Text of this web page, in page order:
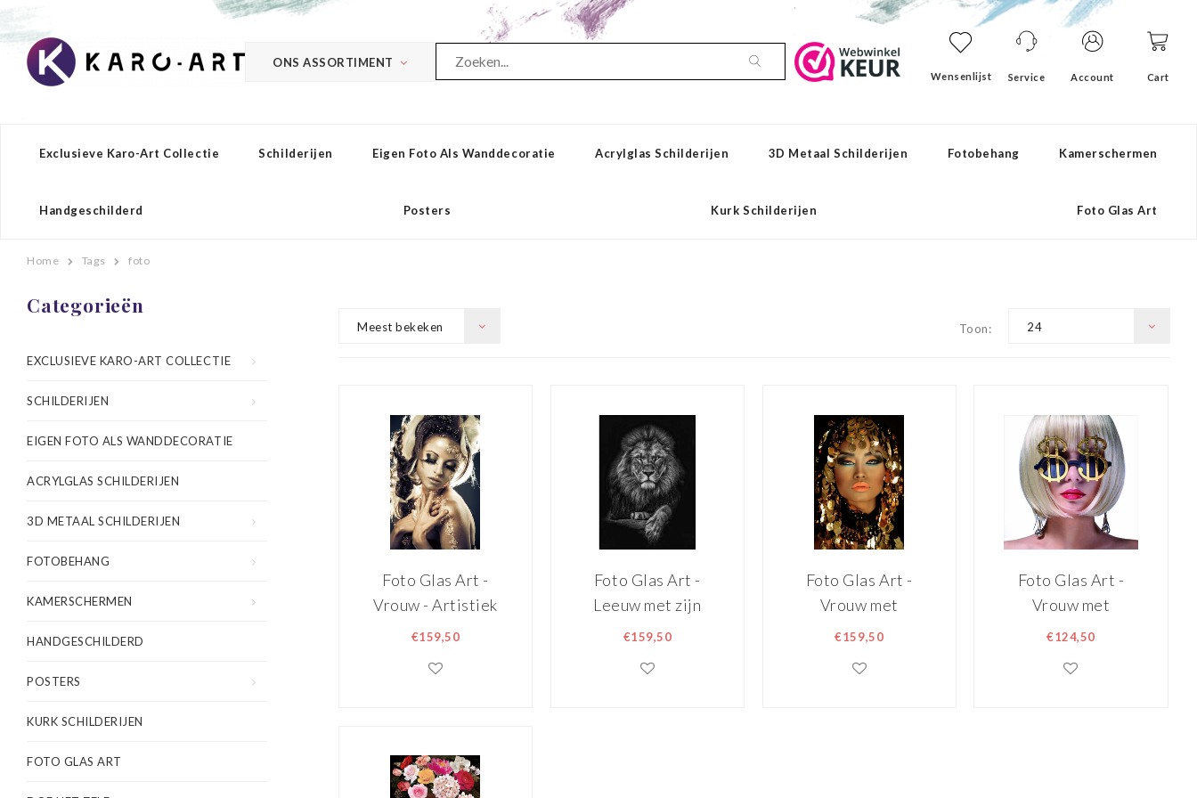
ONS ASSORTIMENT
Wensenlijst Service Account Cart
Exclusieve Karo-Art Collectie Schilderijen Eigen Foto Als Wanddecoratie Acrylglas Schilderijen 3D Metaal Schilderijen Fotobehang Kamerschermen
Handgeschilderd Posters Kurk Schilderijen Foto Glas Art
Home Tags foto
Categorieën
EXCLUSIEVE KARO-ART COLLECTIE
SCHILDERIJEN
EIGEN FOTO ALS WANDDECORATIE
ACRYLGLAS SCHILDERIJEN
3D METAAL SCHILDERIJEN
FOTOBEHANG
KAMERSCHERMEN
HANDGESCHILDERD
POSTERS
KURK SCHILDERIJEN
FOTO GLAS ART
Meest bekeken Toon: 24
Foto Glas Art -
Vrouw - Artistiek
portret met
dramatische
details ,
80x120cm, multi-
€159,50
Foto Glas Art -
Leeuw met zijn
poten over
zwart/wit,
€159,50
Foto Glas Art -
Vrouw met
gouden payetten,
gekleurd, prachtig
€159,50
Foto Glas Art -
Vrouw met
gouden dollar
multi-gekleurd,
€124,50